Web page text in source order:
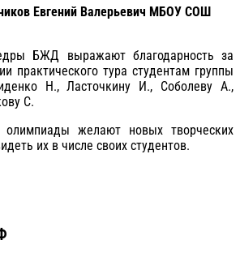
Евгений Валерьевич МБОУ СОШ
БЖД выражают благодарность за
практического тура студентам группы
Н., Ласточкину И., Соболеву А.,
С.
желают новых творческих
их в числе своих студентов.